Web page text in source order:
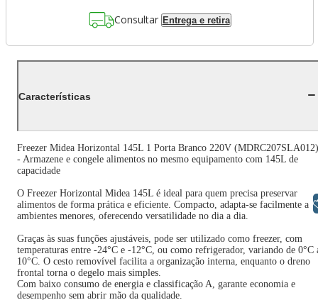
Consultar Entrega e retira
Características
Freezer Midea Horizontal 145L 1 Porta Branco 220V (MDRC207SLA012)
- Armazene e congele alimentos no mesmo equipamento com 145L de
capacidade
O Freezer Horizontal Midea 145L é ideal para quem precisa preservar
alimentos de forma prática e eficiente. Compacto, adapta-se facilmente a
ambientes menores, oferecendo versatilidade no dia a dia.
Graças às suas funções ajustáveis, pode ser utilizado como freezer, com
temperaturas entre -24°C e -12°C, ou como refrigerador, variando de 0°C
10°C. O cesto removível facilita a organização interna, enquanto o dreno
frontal torna o degelo mais simples.
Com baixo consumo de energia e classificação A, garante economia e
desempenho sem abrir mão da qualidade.
Libras